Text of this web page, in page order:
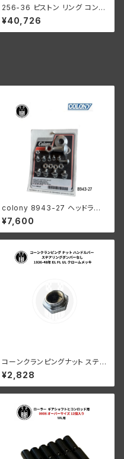
256-36 ピストン リング コンプ
リート .040オーバーサイズ 19
36-47年 E/EL
¥40,726
colony 8943-27 ヘッドラン
プ レストレーションキット
¥7,600
コーンクランピングナット ステア
リングダンパーなし 1936-48
年 EL FL UL クローム
¥2,828